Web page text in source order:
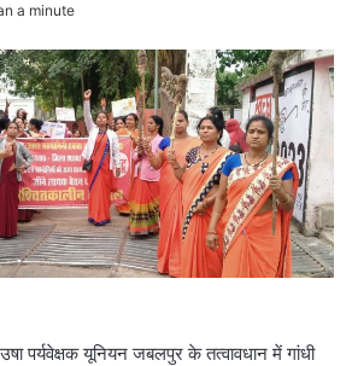
a minute
पर्यवेक्षक यूनियन जबलपुर के तत्वावधान में गांधी